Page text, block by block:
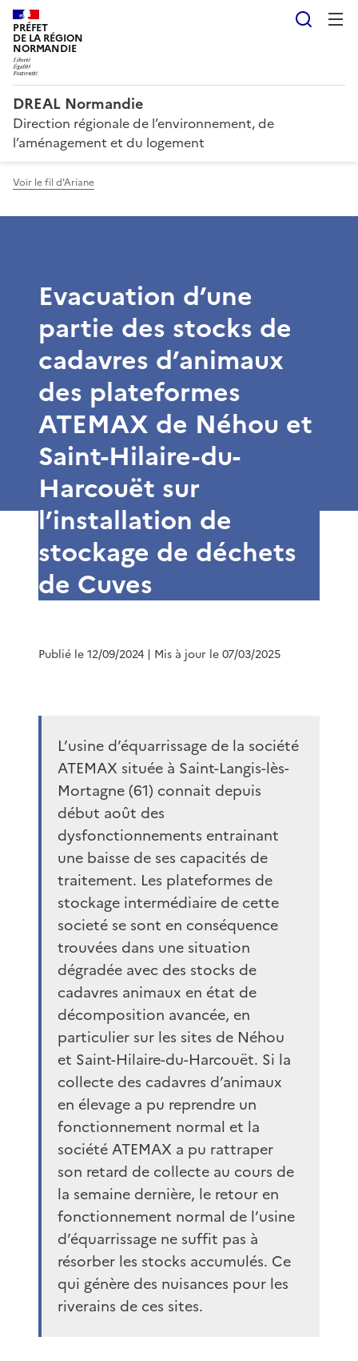
PRÉFET
DE LA RÉGION
NORMANDIE
DREAL Normandie
Direction régionale de l’environnement, de
l’aménagement et du logement
Voir le fil d'Ariane
Evacuation d’une
partie des stocks de
cadavres d’animaux
des plateformes
ATEMAX de Néhou et
Saint-Hilaire-du-
Harcouët sur
l’installation de
stockage de déchets
de Cuves
Publié le 12/09/2024 | Mis à jour le 07/03/2025
L’usine d’équarrissage de la société
ATEMAX située à Saint-Langis-lès-
Mortagne (61) connait depuis
début août des
dysfonctionnements entrainant
une baisse de ses capacités de
traitement. Les plateformes de
stockage intermédiaire de cette
societé se sont en conséquence
trouvées dans une situation
dégradée avec des stocks de
cadavres animaux en état de
décomposition avancée, en
particulier sur les sites de Néhou
et Saint-Hilaire-du-Harcouët. Si la
collecte des cadavres d’animaux
en élevage a pu reprendre un
fonctionnement normal et la
société ATEMAX a pu rattraper
son retard de collecte au cours de
la semaine dernière, le retour en
fonctionnement normal de l’usine
d’équarrissage ne suffit pas à
résorber les stocks accumulés. Ce
qui génère des nuisances pour les
riverains de ces sites.